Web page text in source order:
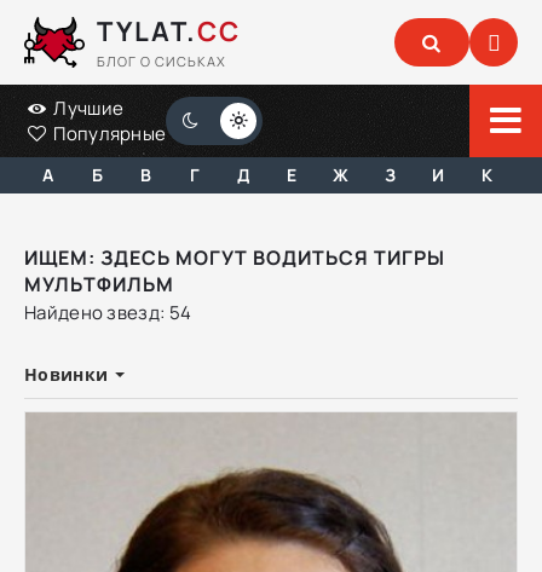
TYLAT.CC
БЛОГ О СИСЬКАХ
Лучшие
Популярные
А Б В Г Д Е Ж З И К
ИЩЕМ: ЗДЕСЬ МОГУТ ВОДИТЬСЯ ТИГРЫ
МУЛЬТФИЛЬМ
Найдено звезд: 54
Новинки